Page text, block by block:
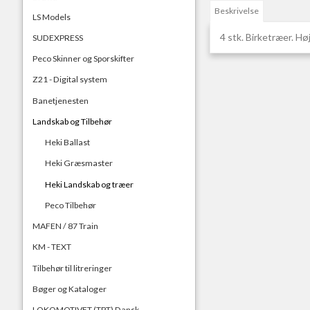
LS Models
SUDEXPRESS
Peco Skinner og Sporskifter
Z21 - Digital system
Banetjenesten
Landskab og Tilbehør
Heki Ballast
Heki Græsmaster
Heki Landskab og træer
Peco Tilbehør
MAFEN / 87 Train
KM - TEXT
Tilbehør til litreringer
Bøger og Kataloger
Beskrivelse
4 stk. Birketræer.